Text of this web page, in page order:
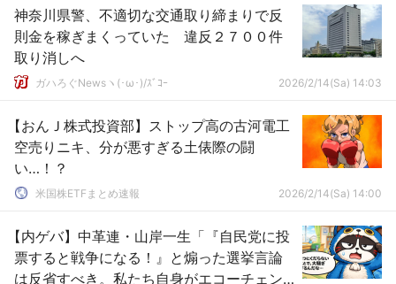
神奈川県警、不適切な交通取り締まりで反
則金を稼ぎまくっていた 違反２７００件
取り消しへ
ガハろぐNewsヽ(･ω･)/ｽﾞｺｰ 2026/2/14(Sa) 14:03
【おんＪ株式投資部】ストップ高の古河電工
空売りニキ、分が悪すぎる土俵際の闘
い…！？
米国株ETFまとめ速報 2026/2/14(Sa) 14:00
【内ゲバ】中革連・山岸一生「『自民党に投
票すると戦争になる！』と煽った選挙言論
は反省すべき。私たち自身がエコーチェン